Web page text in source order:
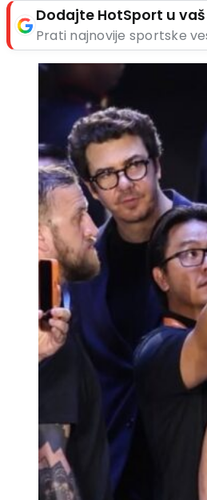
Dodajte HotSport u
Prati najnovije sportske